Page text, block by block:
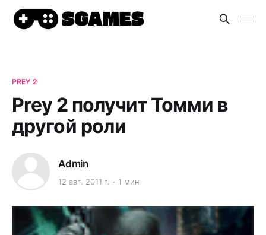
PREY 2
Prey 2 получит Томми в
другой роли
Admin
12 авг. 2011 г. 1 мин